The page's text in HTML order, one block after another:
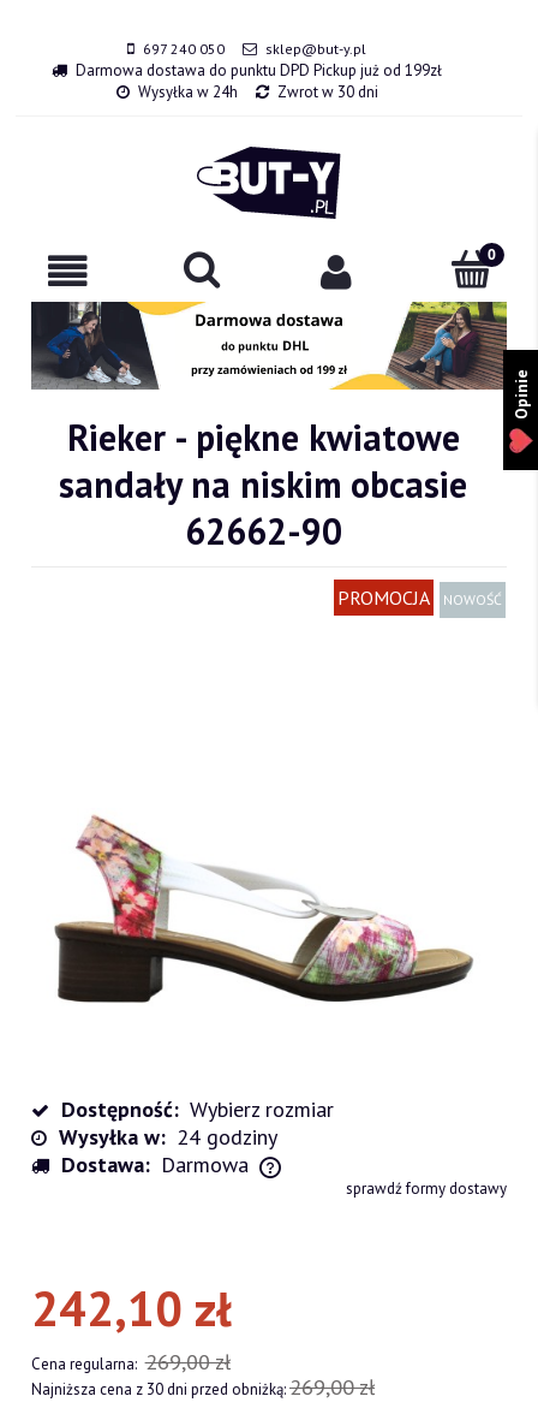
697 240 050 sklep@but-y.pl
Darmowa dostawa do punktu DPD Pickup już od 199zł
Wysyłka w 24h
Zwrot w 30 dni
Rieker - piękne kwiatowe
sandały na niskim obcasie
62662-90
PROMOCJA NOWOŚĆ
Dostępność: Wybierz rozmiar
Wysyłka w: 24 godziny
Dostawa: Darmowa
Cena nie zawiera ewentualnych kosztów płatnościsprawdź formy dostawy
242,10 zł
Cena regularna: 269,00 zł
Najniższa cena z 30 dni przed obniżką:269,00 zł
Opinie